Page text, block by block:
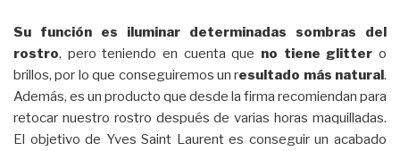
Su función es iluminar determinadas sombras del
rostro, pero teniendo en cuenta que no tiene glitter o
brillos, por lo que conseguiremos un resultado más natural.
Además, es un producto que desde la firma recomiendan para
retocar nuestro rostro después de varias horas maquilladas.
El objetivo de Yves Saint Laurent es conseguir un acabado